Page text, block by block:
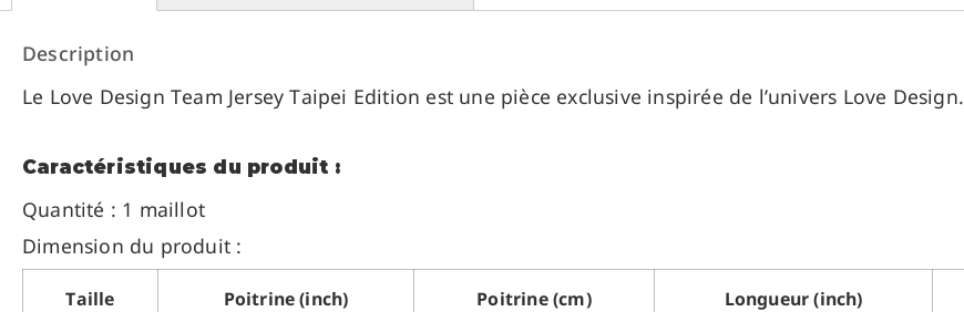
Description
Le Love Design Team Jersey Taipei Edition est une pièce exclusive inspirée de l’univers Love Design.
Caractéristiques du produit :
Quantité : 1 maillot
Dimension du produit :
Taille Poitrine (inch) Poitrine (cm) Longueur (inch)